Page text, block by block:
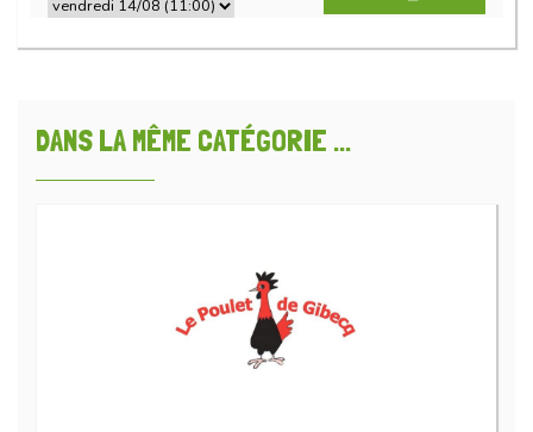
DANS LA MÊME CATÉGORIE ...